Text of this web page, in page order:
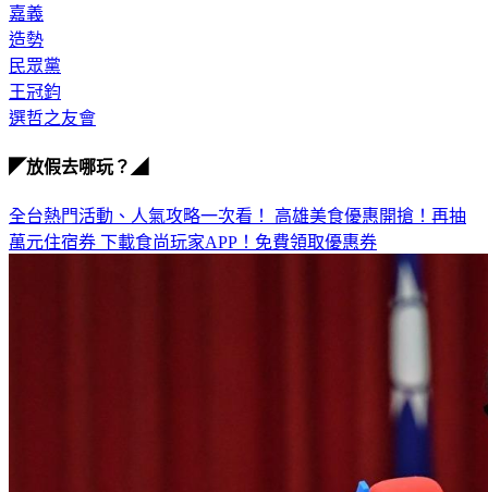
嘉義
造勢
民眾黨
王冠鈞
選哲之友會
◤放假去哪玩？◢
全台熱門活動、人氣攻略一次看！ 高雄美食優惠開搶！再抽
萬元住宿券 下載食尚玩家APP！免費領取優惠券